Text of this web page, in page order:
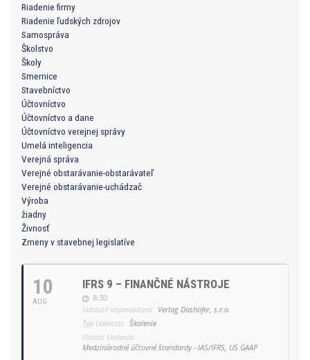
Riadenie firmy
Riadenie ľudských zdrojov
Samospráva
Školstvo
Školy
Smernice
Stavebníctvo
Účtovníctvo
Účtovníctvo a dane
Účtovníctvo verejnej správy
Umelá inteligencia
Verejná správa
Verejné obstarávanie-obstarávateľ
Verejné obstarávanie-uchádzač
Výroba
žiadny
Živnosť
Zmeny v stavebnej legislatíve
10
AUG
IFRS 9 – FINANČNÉ NÁSTROJE
8:30
Udalosť usporiadaná: Verlag Dashöfer, s.r.o.
Typ Udalosti: Školenie
Oblasť školenia:
Medzinárodné účtovné štandardy - IAS/IFRS, US GAAP